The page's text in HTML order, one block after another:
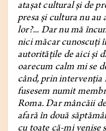
ataşat cultural şi de
presa şi cultura nu au
lor?... Dar nu mă
nici măcar cunoscuţi
autorităţile de aici şi
oarecum calm mi se
când, prin intervenţia
fusesem numit
Roma. Dar mâncăii
afară în două